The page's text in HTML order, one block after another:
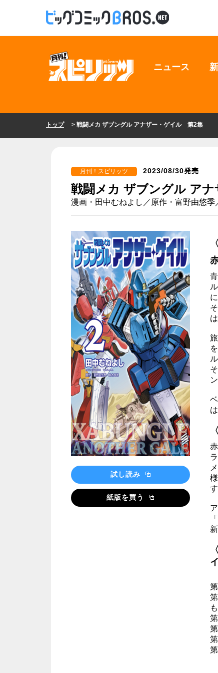
ニュース
トップ> 戦闘メカ ザブングル アナザー・ゲイル 第2集
月刊！スピリッツ 2023/08/30発売
戦闘メカ ザブングル ア
漫画・田中むねよし／原作・富野由悠季
試し読み
紙版を買う
も